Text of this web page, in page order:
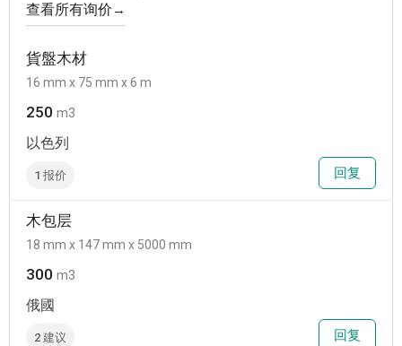
查看所有询价 →
貨盤木材
16 mm x 75 mm x 6 m
250 m3
以色列
1 报价 回复
木包层
18 mm x 147 mm x 5000 mm
300 m3
俄國
2 建议 回复